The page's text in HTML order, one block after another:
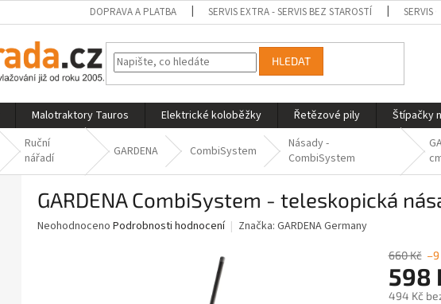
DOPRAVA A PLATBA SERVIS EXTRA - SERVIS BEZ STAROSTÍ SERVIS
HLEDAT
Malotraktory Tauros Elektrické koloběžky Řetězové pily Štípačky
Ruční
nářadí
GARDENA CombiSystem
Násady -
CombiSystem
GARDENA CombiSystem - teleskopická
Průměrné
Neohodnoceno Podrobnosti hodnocení Značka: GARDENA Germany
660 Kč
598
494 Kč